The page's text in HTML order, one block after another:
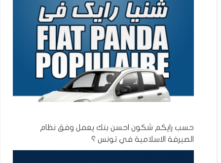
حسب رايكم شكون احسن بنك يعمل وفق نظام
الصيرفة الاسلامية في تونس ؟